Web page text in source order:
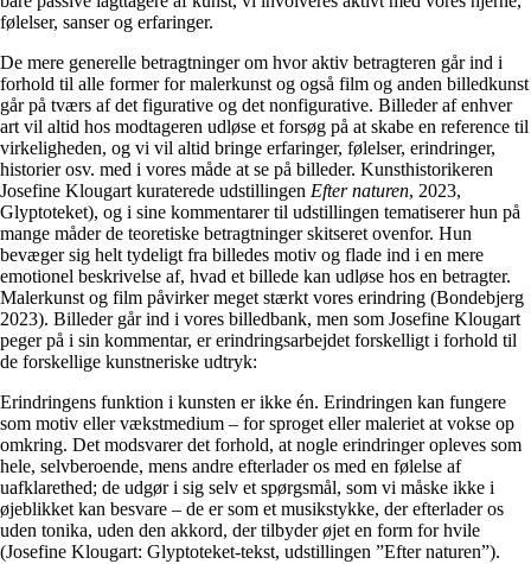
følelser, sanser og erfaringer.
De mere generelle betragtninger om hvor aktiv betragteren går ind i
forhold til alle former for malerkunst og også film og anden billedkunst
går på tværs af det figurative og det nonfigurative. Billeder af enhver
art vil altid hos modtageren udløse et forsøg på at skabe en reference til
virkeligheden, og vi vil altid bringe erfaringer, følelser, erindringer,
historier osv. med i vores måde at se på billeder. Kunsthistorikeren
Josefine Klougart kuraterede udstillingen Efter naturen, 2023,
Glyptoteket), og i sine kommentarer til udstillingen tematiserer hun på
mange måder de teoretiske betragtninger skitseret ovenfor. Hun
bevæger sig helt tydeligt fra billedes motiv og flade ind i en mere
emotionel beskrivelse af, hvad et billede kan udløse hos en betragter.
Malerkunst og film påvirker meget stærkt vores erindring (Bondebjerg
2023). Billeder går ind i vores billedbank, men som Josefine Klougart
peger på i sin kommentar, er erindringsarbejdet forskelligt i forhold til
de forskellige kunstneriske udtryk:
Erindringens funktion i kunsten er ikke én. Erindringen kan fungere
som motiv eller vækstmedium – for sproget eller maleriet at vokse op
omkring. Det modsvarer det forhold, at nogle erindringer opleves som
hele, selvberoende, mens andre efterlader os med en følelse af
uafklarethed; de udgør i sig selv et spørgsmål, som vi måske ikke i
øjeblikket kan besvare – de er som et musikstykke, der efterlader os
uden tonika, uden den akkord, der tilbyder øjet en form for hvile
(Josefine Klougart: Glyptoteket-tekst, udstillingen ”Efter naturen”).